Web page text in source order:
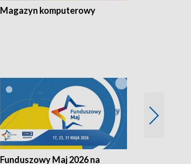
Magazyn komputerowy
Funduszowy Maj 2026 na